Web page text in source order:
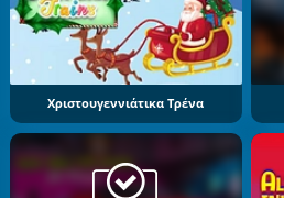
Χριστουγεννιάτικα Τρένα